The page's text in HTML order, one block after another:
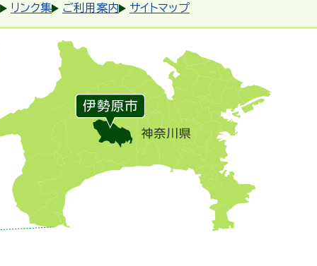
リンク集 ご利用案内 サイトマップ